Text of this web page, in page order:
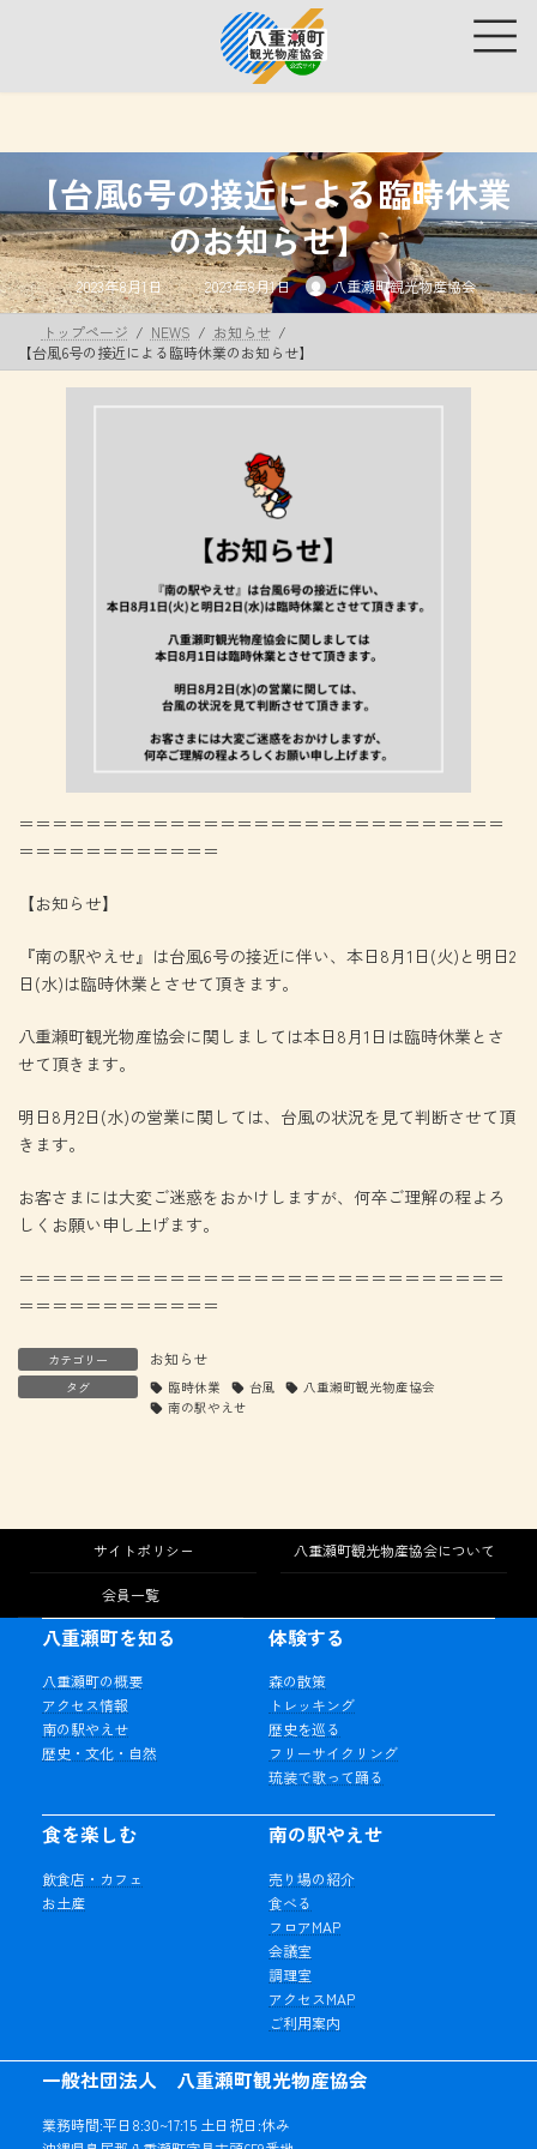
ス
プ
ン
動
【台風6号の接近による臨時休業
のお知らせ】
2023年8月1日 最
終
更
新
日
時
:
2023年8月1日 八重瀬町観光物産協会
トップページ NEWS
お知らせ
【台風6号の接近による臨時休業のお知らせ】
＝＝＝＝＝＝＝＝＝＝＝＝＝＝＝＝＝＝＝＝＝＝＝＝＝＝＝＝＝
＝＝＝＝＝＝＝＝＝＝＝＝
【お知らせ】
『南の駅やえせ』は台風6号の接近に伴い、本日8月1日(火)と明日2
日(水)は臨時休業とさせて頂きます。
八重瀬町観光物産協会に関しましては本日8月1日は臨時休業とさ
せて頂きます。
明日8月2日(水)の営業に関しては、台風の状況を見て判断させて頂
きます。
お客さまには大変ご迷惑をおかけしますが、何卒ご理解の程よろ
しくお願い申し上げます。
＝＝＝＝＝＝＝＝＝＝＝＝＝＝＝＝＝＝＝＝＝＝＝＝＝＝＝＝＝
＝＝＝＝＝＝＝＝＝＝＝＝
カテゴリー お知らせ
タグ 臨時休業 台風
八重瀬町観光物産協会
南の駅やえせ
サイトポリシー 八重瀬町観光物産協会について
会員一覧
一般社団法人 八重瀬町観光物産協会
業務時間:平日8:30~17:15 土日祝日:休み
八重瀬町を知る
八重瀬町の概要
アクセス情報
南の駅やえせ
歴史・文化・自然
体験する
森の散策
トレッキング
歴史を巡る
フリーサイクリング
琉装で歌って踊る
食を楽しむ
飲食店・カフェ
お土産
南の駅やえせ
売り場の紹介
食べる
フロアMAP
会議室
調理室
アクセスMAP
ご利用案内